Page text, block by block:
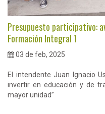
Presupuesto participativo:
Formación Integral 1
03 de feb, 2025
El intendente Juan Ignacio
invertir en educación y de
mayor unidad”